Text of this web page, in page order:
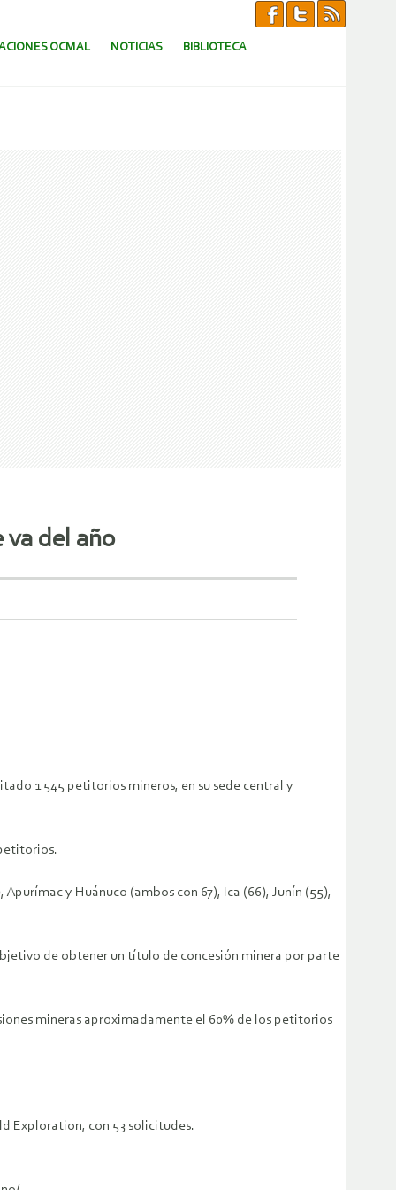
OCMAL NOTICIAS BIBLIOTECA
del año
1 545 petitorios mineros, en su sede central y
y Huánuco (ambos con 67), Ica (66), Junín (55),
de obtener un título de concesión minera por parte
mineras aproximadamente el 60% de los petitorios
Exploration, con 53 solicitudes.